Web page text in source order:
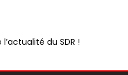
du SDR !